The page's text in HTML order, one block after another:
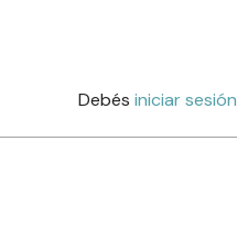
Debés iniciar sesión